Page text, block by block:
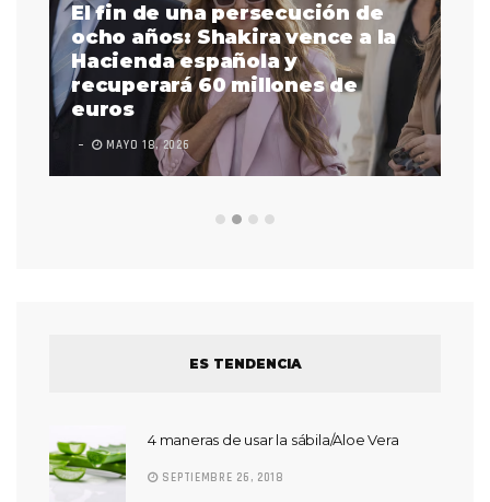
El fin de una persecución de
ocho años: Shakira vence a la
Hacienda española y
recuperará 60 millones de
euros
MAYO 18, 2026
ES TENDENCIA
4 maneras de usar la sábila/Aloe Vera
SEPTIEMBRE 26, 2018